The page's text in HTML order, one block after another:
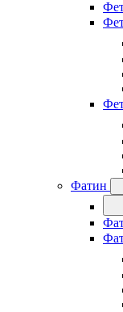
Фатин